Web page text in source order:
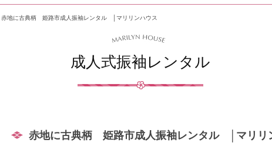
赤地に古典柄 姫路市成人振袖レンタル │マリリンハウス
成人式振袖レンタル
赤地に古典柄 姫路市成人振袖レンタル │マリリ